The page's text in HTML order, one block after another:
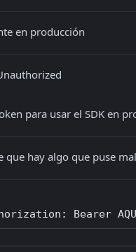
en producción
para usar el SDK en
que hay algo que puse mal
Bearer